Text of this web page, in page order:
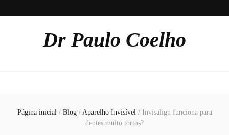
Dr Paulo Coelho
Página inicial / Blog / Aparelho Invisível / Invisalign funciona para
dentes muito tortos?